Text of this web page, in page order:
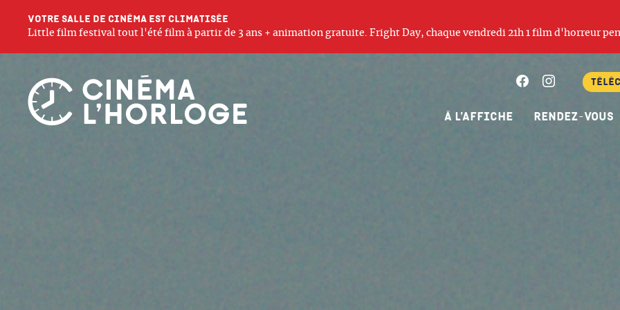
Votre salle de cinéma est climatisée
Little film festival tout l'été film à partir de 3 ans + animation gratuite. Fright Day, chaque vendredi 21h 1 film d'horreur
À l’affiche Rendez-vous
FacebookInstagram